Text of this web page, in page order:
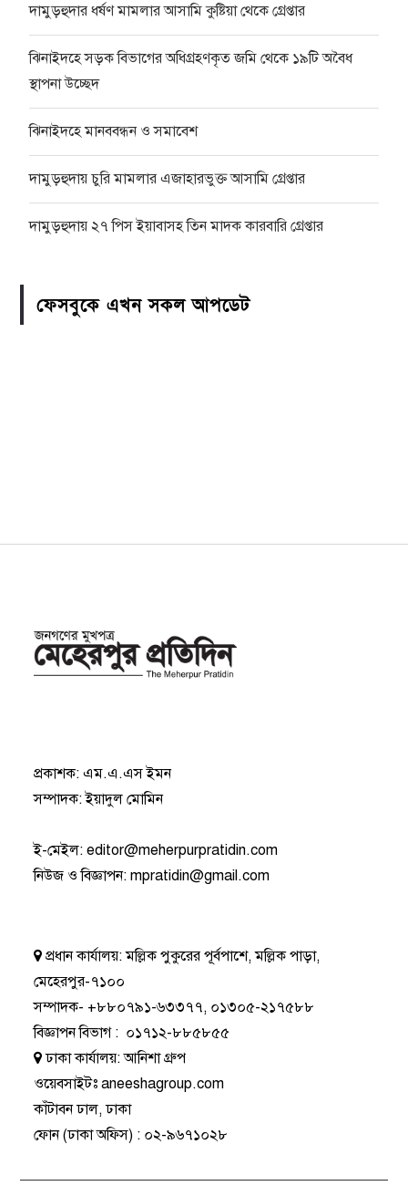
দামুড়হুদার ধর্ষণ মামলার আসামি কুষ্টিয়া থেকে গ্রেপ্তার
ঝিনাইদহে সড়ক বিভাগের অধিগ্রহণকৃত জমি থেকে ১৯টি অবৈধ
স্থাপনা উচ্ছেদ
ঝিনাইদহে মানববন্ধন ও সমাবেশ
দামুড়হুদায় চুরি মামলার এজাহারভুক্ত আসামি গ্রেপ্তার
দামুড়হুদায় ২৭ পিস ইয়াবাসহ তিন মাদক কারবারি গ্রেপ্তার
ফেসবুকে এখন সকল আপডেট
প্রকাশক: এম.এ.এস ইমন
সম্পাদক: ইয়াদুল মোমিন
ই-মেইল:editor@meherpurpratidin.com
নিউজ ও বিজ্ঞাপন:mpratidin@gmail.com
প্রধান কার্যালয়:মল্লিক পুকুরের পূর্বপাশে, মল্লিক পাড়া,
মেহেরপুর-৭১০০
সম্পাদক- +৮৮০৭৯১-৬৩৩৭৭, ০১৩০৫-২১৭৫৮৮
বিজ্ঞাপন বিভাগ: ০১৭১২-৮৮৫৮৫৫
ঢাকা কার্যালয়:আনিশা গ্রুপ
ওয়েবসাইটঃaneeshagroup.com
কাঁটাবন ঢাল, ঢাকা
ফোন(ঢাকা অফিস) : ০২-৯৬৭১০২৮